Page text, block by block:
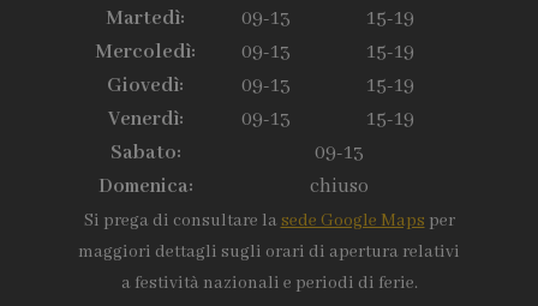
Martedì:
09-13
15-19
Mercoledì:
09-13
15-19
Giovedì:
09-13
15-19
Venerdì:
09-13
15-19
Sabato:
09-13
Domenica:
chiuso
Si prega di consultare la sede Google Maps per
maggiori dettagli sugli orari di apertura relativi
a festività nazionali e periodi di ferie.